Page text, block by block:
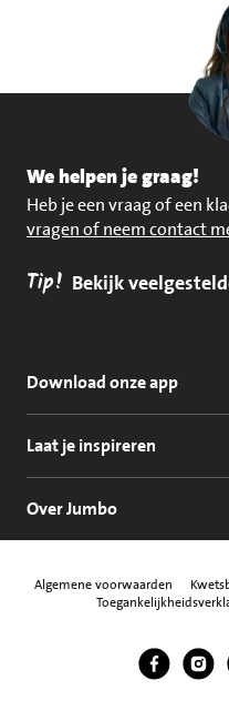
We helpen je graag!
Heb je een vraag of een
vragen of neem contact
Tip! Bekijk
Download onze app
Laat je inspireren
Over Jumbo
Algemene voorwaarden
Volg ons
Jumbo